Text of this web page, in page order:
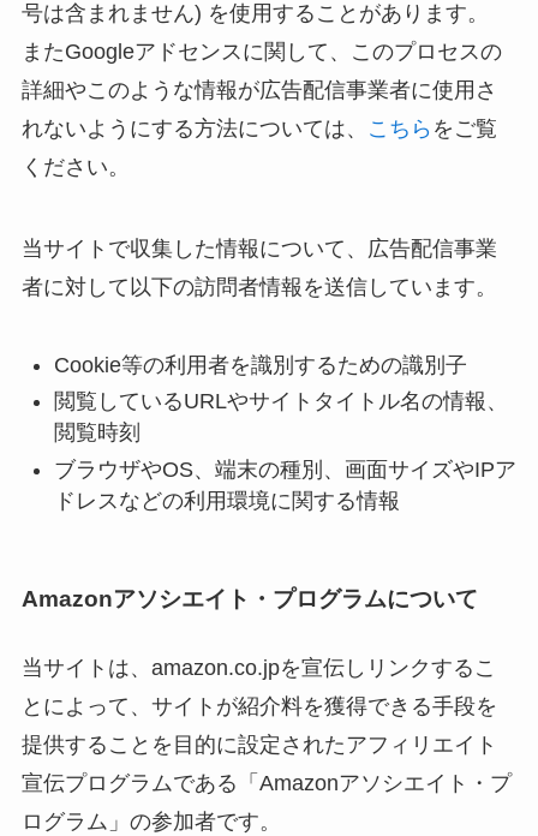
号は含まれません) を使用することがあります。
またGoogleアドセンスに関して、このプロセスの
詳細やこのような情報が広告配信事業者に使用さ
れないようにする方法については、
こちら をご覧
ください。
当サイトで収集した情報について、広告配信事業
者に対して以下の訪問者情報を送信しています。
Cookie等の利用者を識別するための識別子
閲覧しているURLやサイトタイトル名の情報、
閲覧時刻
ブラウザやOS、端末の種別、画面サイズやIPア
ドレスなどの利用環境に関する情報
Amazonアソシエイト・プログラムについて
当サイトは、amazon.co.jpを宣伝しリンクするこ
とによって、サイトが紹介料を獲得できる手段を
提供することを目的に設定されたアフィリエイト
宣伝プログラムである「Amazonアソシエイト・プ
ログラム」の参加者です。